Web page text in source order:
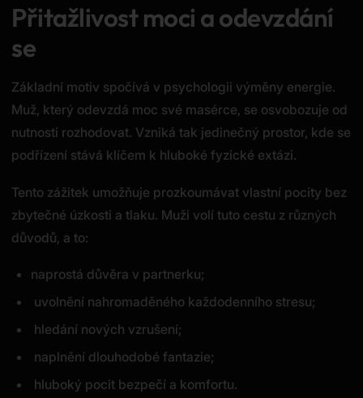
Přitažlivost moci a odevzdání
se
Základní motiv spočívá v psychologii výměny energie.
Muž, který odevzdá moc své masérce, se osvobozuje od
nutnosti rozhodovat. Vzniká tak jedinečný prostor, kde se
podřízení stává klíčem k hluboké fyzické extázi.
Tento zážitek umožňuje prozkoumávat vlastní pocity bez
zbytečné úzkosti a tlaku. Muži volí tuto cestu z různých
důvodů, a to:
naprostá důvěra v partnerku;
uvolnění nahromaděného každodenního stresu;
hledání nových vzrušení;
naplnění dlouhodobé fantazie;
hluboký pocit bezpečí a komfortu.